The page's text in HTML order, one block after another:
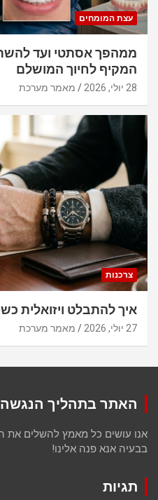
עצת המומחים
ממהפך אסתטי ועד
המקיף לחיוך המושלם
28 יולי, 2026 מאמר מערכת
צרכנות
איך להתבלט ויזואלית
27 יולי, 2026 מאמר מערכת
האתר בתהליך הנגשה
אנו עושים כל מאמץ להשלים את
בבעיה אנא פנה אלינו!
תגיות